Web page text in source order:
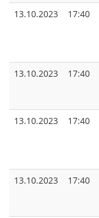
13.10.2023
17:40
13.10.2023
17:40
13.10.2023
17:40
13.10.2023
17:40